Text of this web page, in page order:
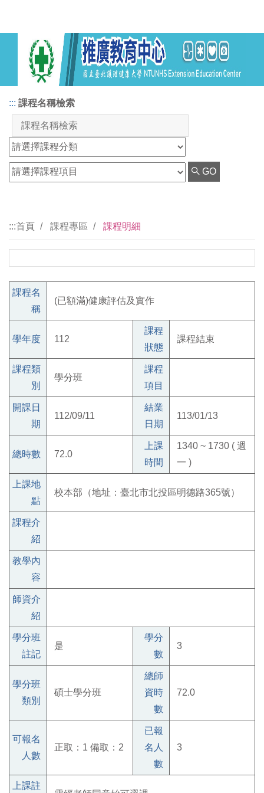
::: 課程名稱檢索
GO
:::首頁 課程專區 課程明細
課程名
稱
(已額滿)健康評估及實作
學年度 112
課程
狀態
課程結束
課程類
別
學分班
課程
項目
開課日
期
112/09/11
結業
日期
113/01/13
總時數 72.0
上課
時間
1340 ~ 1730 ( 週
一 )
上課地
點
校本部（地址：臺北市北投區明德路365號）
課程介
紹
教學內
容
師資介
紹
學分班
註記
是
學分
數
3
學分班
類別
碩士學分班
總師
資時
數
72.0
可報名
人數
正取：1 備取：2
已報
名人
數
3
上課註